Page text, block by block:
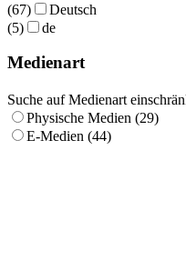
(67)
Deutsch
(5)
de
Medienart
Suche auf Medienart
Physische Medien (29)
E-Medien (44)